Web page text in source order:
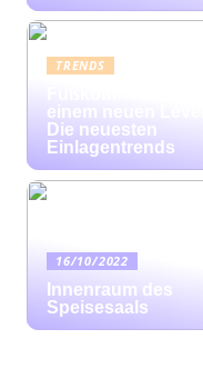
TRENDS
einem neuen Level:
Die neuesten
Einlagentrends
16/10/2022
Innenraum des
Speisesaals